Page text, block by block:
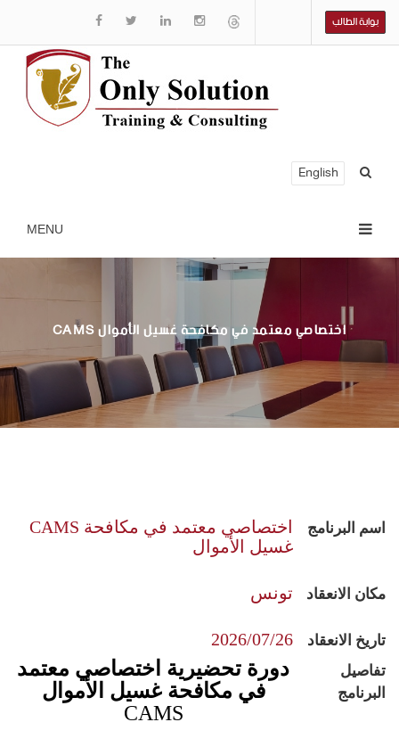
بوابة الطالب
English
CAMS اختصاصي معتمد في مكافحة غسيل الأموال
CAMS اختصاصي معتمد في مكافحة
غسيل الأموال
اسم البرنامج
تونس مكان الانعقاد
2026/07/26 تاريخ الانعقاد
دورة تحضيرية اختصاصي معتمد
في مكافحة غسيل الأموال
CAMS
تفاصيل
البرنامج